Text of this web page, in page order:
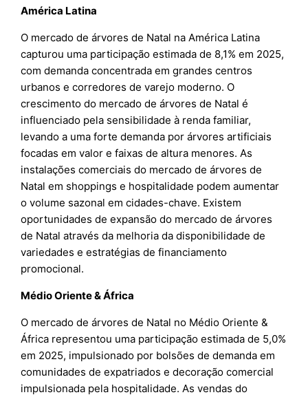
América Latina
O mercado de árvores de Natal na América Latina
capturou uma participação estimada de 8,1% em 2025,
com demanda concentrada em grandes centros
urbanos e corredores de varejo moderno. O
crescimento do mercado de árvores de Natal é
influenciado pela sensibilidade à renda familiar,
levando a uma forte demanda por árvores artificiais
focadas em valor e faixas de altura menores. As
instalações comerciais do mercado de árvores de
Natal em shoppings e hospitalidade podem aumentar
o volume sazonal em cidades-chave. Existem
oportunidades de expansão do mercado de árvores
de Natal através da melhoria da disponibilidade de
variedades e estratégias de financiamento
promocional.
Médio Oriente & África
O mercado de árvores de Natal no Médio Oriente &
África representou uma participação estimada de 5,0%
em 2025, impulsionado por bolsões de demanda em
comunidades de expatriados e decoração comercial
impulsionada pela hospitalidade. As vendas do